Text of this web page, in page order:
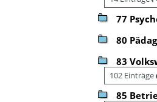
77
80
83
102 Einträge
85